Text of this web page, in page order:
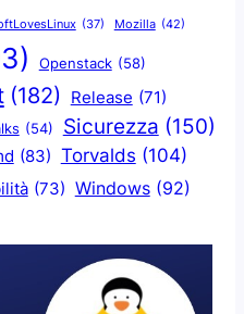
(37) Mozilla (42)
Openstack (58)
(182) Release (71)
(54) Sicurezza (150)
(83) Torvalds (104)
(73) Windows (92)